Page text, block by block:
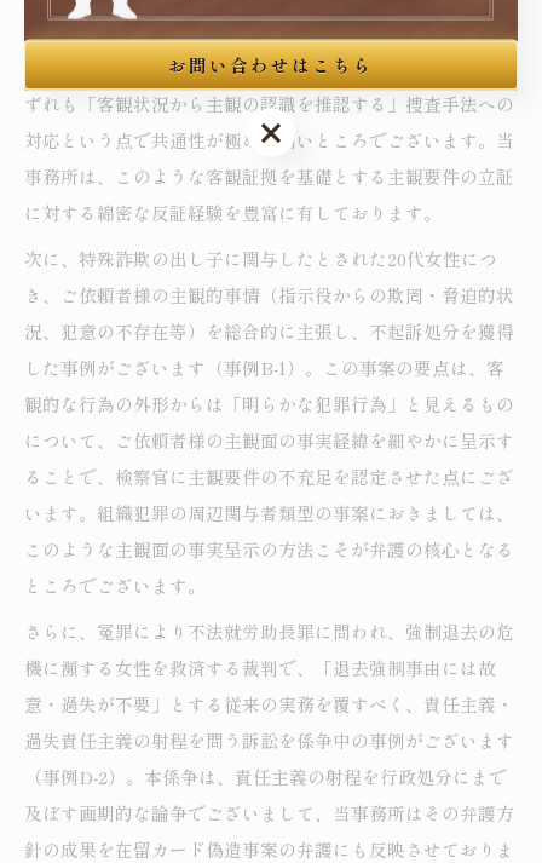
目的薬物事案における「営利目的の不存在」の争いとは、い
ずれも「客観状況から主観の認識を推認する」捜査手法への
対応という点で共通性が極めて高いところでございます。当
事務所は、このような客観証拠を基礎とする主観要件の立証
に対する綿密な反証経験を豊富に有しております。
次に、特殊詐欺の出し子に関与したとされた20代女性につ
き、ご依頼者様の主観的事情（指示役からの欺罔・脅迫的状
況、犯意の不存在等）を総合的に主張し、不起訴処分を獲得
した事例がございます（事例B-1）。この事案の要点は、客
観的な行為の外形からは「明らかな犯罪行為」と見えるもの
について、ご依頼者様の主観面の事実経緯を細やかに呈示す
ることで、検察官に主観要件の不充足を認定させた点にござ
います。組織犯罪の周辺関与者類型の事案におきましては、
このような主観面の事実呈示の方法こそが弁護の核心となる
ところでございます。
さらに、冤罪により不法就労助長罪に問われ、強制退去の危
機に瀕する女性を救済する裁判で、「退去強制事由には故
意・過失が不要」とする従来の実務を覆すべく、責任主義・
過失責任主義の射程を問う訴訟を係争中の事例がございます
（事例D-2）。本係争は、責任主義の射程を行政処分にまで
及ぼす画期的な論争でございまして、当事務所はその弁護方
針の成果を在留カード偽造事案の弁護にも反映させておりま
お問い合わせはこちら
お問い合わせはこちら